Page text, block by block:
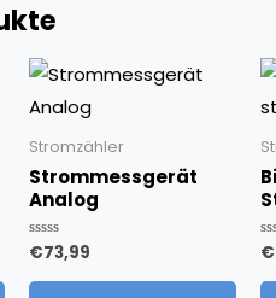
Stromzähler
Strommessgerät
Analog
Bewertet
0
€73,99
0
€